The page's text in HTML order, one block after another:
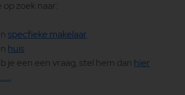
op zoek naar:
specfieke makelaar
huis
je een een vraag, stel hem dan hier